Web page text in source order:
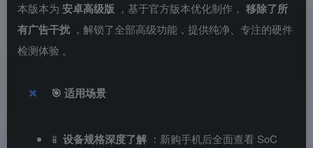
本版本为 安卓高级版 ，基于官方版本优化制作， 移除了所
有广告干扰 ，解锁了全部高级功能，提供纯净、专注的硬件
检测体验 。
🎯 适用场景
📱 设备规格深度了解 ：新购手机后全面查看 SoC